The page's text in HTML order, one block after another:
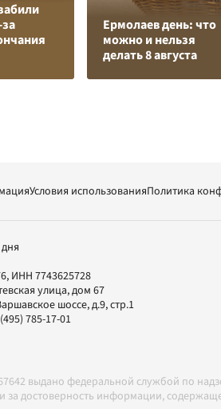
Ермолаев день: что
можно и нельзя
делать 8 августа
Условия использованияПолитика
ИНН 7743625728
улица, дом 67
шоссе, д.9, стр.1
785-17-01
выдано федеральной службой по
за достоверность информации,